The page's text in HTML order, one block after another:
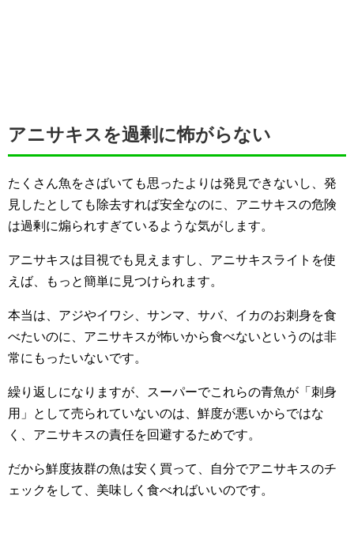
アニサキスを過剰に怖がらない
たくさん魚をさばいても思ったよりは発見できないし、発
見したとしても除去すれば安全なのに、アニサキスの危険
は過剰に煽られすぎているような気がします。
アニサキスは目視でも見えますし、アニサキスライトを使
えば、もっと簡単に見つけられます。
本当は、アジやイワシ、サンマ、サバ、イカのお刺身を食
べたいのに、アニサキスが怖いから食べないというのは非
常にもったいないです。
繰り返しになりますが、スーパーでこれらの青魚が「刺身
用」として売られていないのは、鮮度が悪いからではな
く、アニサキスの責任を回避するためです。
だから鮮度抜群の魚は安く買って、自分でアニサキスのチ
ェックをして、美味しく食べればいいのです。